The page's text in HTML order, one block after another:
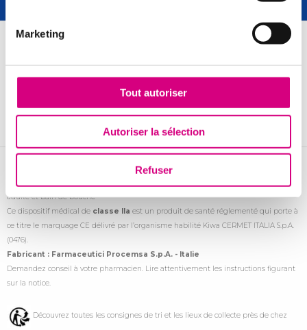
Marketing
Tout autoriser
Autoriser la sélection
Refuser
Administré par
BLOXAPHTE
Gel premières dents/poussées dentaires, gel adulte, gel junior, spray
adulte et bain de bouche
Ce dispositif médical de classe IIa est un produit de santé réglementé qui porte à
ce titre le marquage CE délivré par l’organisme habilité Kiwa CERMET ITALIA S.p.A.
(0476).
Fabricant : Farmaceutici Procemsa S.p.A. - Italie
Demandez conseil à votre pharmacien. Lire attentivement les instructions figurant
sur la notice.
Découvrez toutes les consignes de tri et les lieux de collecte près de chez